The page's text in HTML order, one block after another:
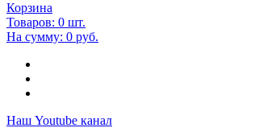
Корзина
Товаров: 0 шт.
На сумму: 0 руб.
Наш Youtube канал